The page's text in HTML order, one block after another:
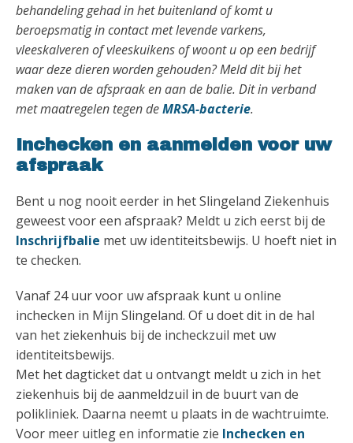
behandeling gehad in het buitenland of komt u
beroepsmatig in contact met levende varkens,
vleeskalveren of vleeskuikens of woont u op een bedrijf
waar deze dieren worden gehouden? Meld dit bij het
maken van de afspraak en aan de balie. Dit in verband
met maatregelen tegen deMRSA-bacterie.
Inchecken en aanmelden voor uw
afspraak
Bent u nog nooit eerder in het Slingeland Ziekenhuis
geweest voor een afspraak? Meldt u zich eerst bij de
Inschrijfbalie met uw identiteitsbewijs. U hoeft niet in
te checken.
Vanaf 24 uur voor uw afspraak kunt u online
inchecken in Mijn Slingeland. Of u doet dit in de hal
van het ziekenhuis bij de incheckzuil met uw
identiteitsbewijs.
Met het dagticket dat u ontvangt meldt u zich in het
ziekenhuis bij de aanmeldzuil in de buurt van de
polikliniek. Daarna neemt u plaats in de wachtruimte.
Voor meer uitleg en informatie zie Inchecken en